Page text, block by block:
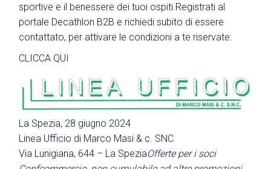
sportive e il benessere dei tuoi ospiti.Registrati al
portale Decathlon B2B e richiedi subito di essere
contattato, per attivare le condizioni a te riservate:
CLICCA QUI
La Spezia, 28 giugno 2024
Linea Ufficio di Marco Masi & c. SNC
Via Lunigiana, 644 – La SpeziaOfferte per i soci